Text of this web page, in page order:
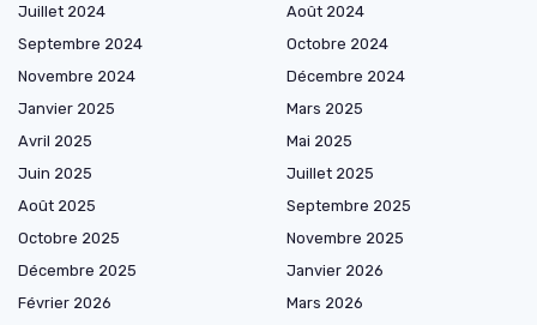
Juillet 2024
Août 2024
Septembre 2024
Octobre 2024
Novembre 2024
Décembre 2024
Janvier 2025
Mars 2025
Avril 2025
Mai 2025
Juin 2025
Juillet 2025
Août 2025
Septembre 2025
Octobre 2025
Novembre 2025
Décembre 2025
Janvier 2026
Février 2026
Mars 2026